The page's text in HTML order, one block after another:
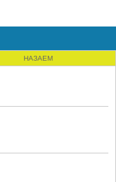
НАЗАЕМ